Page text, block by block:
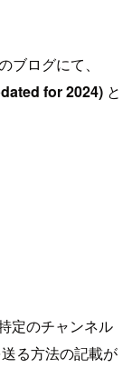
ブログにて、
for 2024) と
定のチャンネル
る方法の記載が